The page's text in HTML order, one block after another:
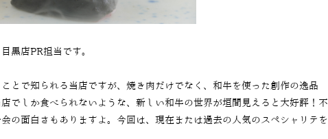
黒店PR担当です。
とで知られる当店ですが、焼き肉だけでなく、和牛を使った創作の逸品
でしか食べられないような、新しい和牛の世界が垣間見えると大好評！不
の面白さもありますよ。今回は、現在または過去の人気のスペシャリテを